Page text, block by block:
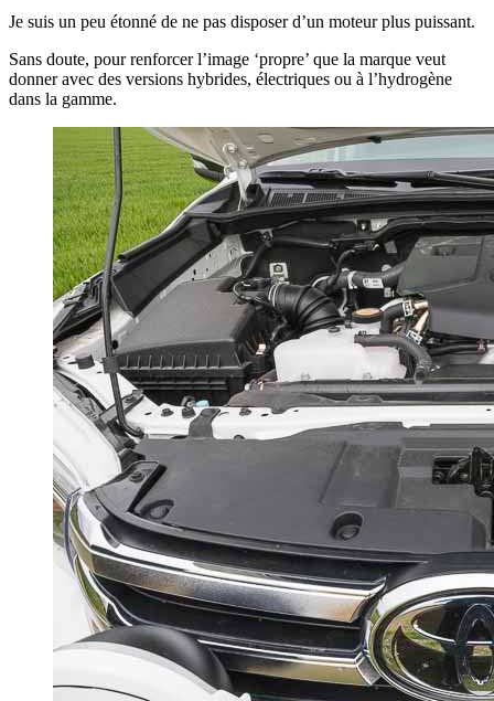
Je suis un peu étonné de ne pas disposer d’un moteur plus puissant.
Sans doute, pour renforcer l’image ‘propre’ que la marque veut
donner avec des versions hybrides, électriques ou à l’hydrogène
dans la gamme.